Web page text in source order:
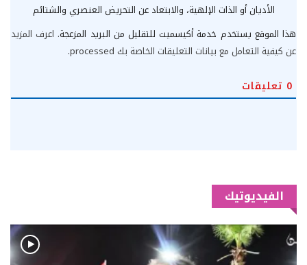
الأديان أو الذات الإلهية، والابتعاد عن التحريض العنصري والشتائم
هذا الموقع يستخدم خدمة أكيسميت للتقليل من البريد المزعجة. اعرف المزيد
عن كيفية التعامل مع بيانات التعليقات الخاصة بك processed
.
0 تعليقات
الفيديوتيك